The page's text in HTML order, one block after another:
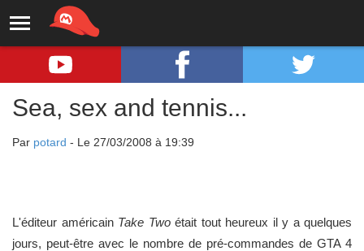
Sea, sex and tennis...
Par potard - Le 27/03/2008 à 19:39
L'éditeur américain Take Twoétait tout heureux il y a quelques
jours, peut-être avec le nombre de pré-commandes de GTA 4